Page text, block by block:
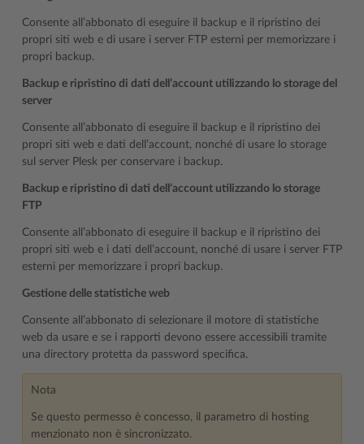
Consente all’abbonato di eseguire il backup e il ripristino dei
propri siti web e di usare i server FTP esterni per memorizzare i
propri backup.
Backup e ripristino di dati dell’account utilizzando lo storage del
server
Consente all’abbonato di eseguire il backup e il ripristino dei
propri siti web e dati dell’account, nonché di usare lo storage
sul server Plesk per conservare i backup.
Backup e ripristino di dati dell’account utilizzando lo storage
FTP
Consente all’abbonato di eseguire il backup e il ripristino dei
propri siti web e i dati dell’account, nonché di usare i server FTP
esterni per memorizzare i propri backup.
Gestione delle statistiche web
Consente all’abbonato di selezionare il motore di statistiche
web da usare e se i rapporti devono essere accessibili tramite
una directory protetta da password specifica.
Nota
Se questo permesso è concesso, il parametro di hosting
menzionato non è sincronizzato.